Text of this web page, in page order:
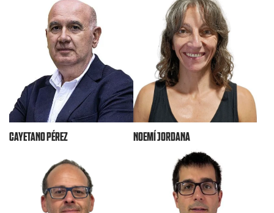
CAYETANO PÉREZ NOEMÍ JORDANA